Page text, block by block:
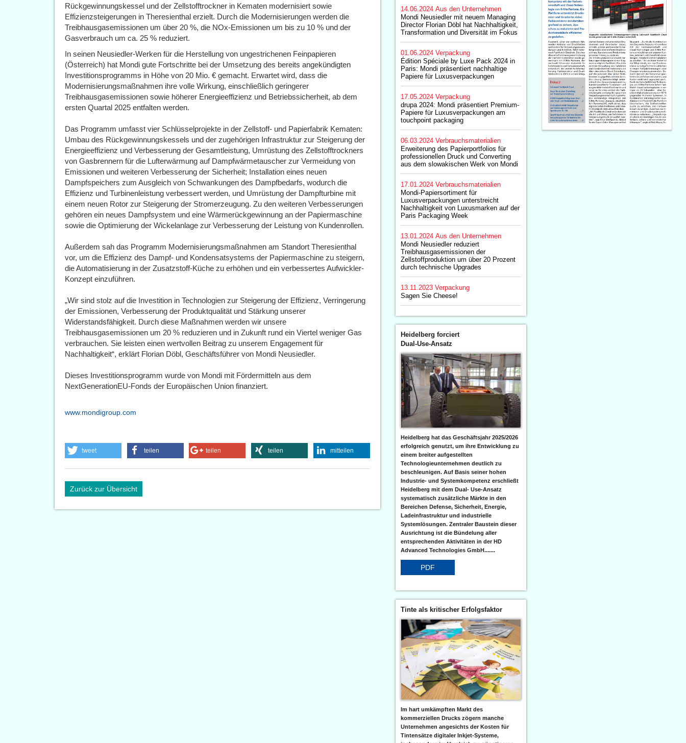
Rückgewinnungskessel und der Zellstofftrockner in Kematen modernisiert sowie
Effizienzsteigerungen in Theresienthal erzielt. Durch die Modernisierungen werden die
Treibhausgasemissionen um über 20 %, die NOx-Emissionen um bis zu 10 % und der
Gasverbrauch um ca. 25 % reduziert.
In seinen Neusiedler-Werken für die Herstellung von ungestrichenen Feinpapieren
(Österreich) hat Mondi gute Fortschritte bei der Umsetzung des bereits angekündigten
Investitionsprogramms in Höhe von 20 Mio. € gemacht. Erwartet wird, dass die
Modernisierungsmaßnahmen ihre volle Wirkung, einschließlich geringerer
Treibhausgasemissionen sowie höherer Energieeffizienz und Betriebssicherheit, ab dem
ersten Quartal 2025 entfalten werden.
Das Programm umfasst vier Schlüsselprojekte in der Zellstoff- und Papierfabrik Kematen:
Umbau des Rückgewinnungskessels und der zugehörigen Infrastruktur zur Steigerung der
Energieeffizienz und Verbesserung der Gesamtleistung, Umrüstung des Zellstofftrockners
von Gasbrennern für die Lufterwärmung auf Dampfwärmetauscher zur Vermeidung von
Emissionen und weiteren Verbesserung der Sicherheit; Installation eines neuen
Dampfspeichers zum Ausgleich von Schwankungen des Dampfbedarfs, wodurch die
Effizienz und Turbinenleistung verbessert werden, und Umrüstung der Dampfturbine mit
einem neuen Rotor zur Steigerung der Stromerzeugung. Zu den weiteren Verbesserungen
gehören ein neues Dampfsystem und eine Wärmerückgewinnung an der Papiermaschine
sowie die Optimierung der Wickelanlage zur Verbesserung der Leistung von Kundenrollen.
Außerdem sah das Programm Modernisierungsmaßnahmen am Standort Theresienthal
vor, um die Effizienz des Dampf- und Kondensatsystems der Papiermaschine zu steigern,
die Automatisierung in der Zusatzstoff-Küche zu erhöhen und ein verbessertes Aufwickler-
Konzept einzuführen.
„Wir sind stolz auf die Investition in Technologien zur Steigerung der Effizienz, Verringerung
der Emissionen, Verbesserung der Produktqualität und Stärkung unserer
Widerstandsfähigkeit. Durch diese Maßnahmen werden wir unsere
Treibhausgasemissionen um 20 % reduzieren und in Zukunft rund ein Viertel weniger Gas
verbrauchen. Sie leisten einen wertvollen Beitrag zu unserem Engagement für
Nachhaltigkeit“, erklärt Florian Döbl, Geschäftsführer von Mondi Neusiedler.
Dieses Investitionsprogramm wurde von Mondi mit Fördermitteln aus dem
NextGenerationEU-Fonds der Europäischen Union finanziert.
www.mondigroup.com
tweet teilen teilen teilen mitteilen
Zurück zur Übersicht
14.06.2024 Aus den Unternehmen
Mondi Neusiedler mit neuem Managing
Director Florian Döbl hat Nachhaltigkeit,
Transformation und Diversität im Fokus
01.06.2024 Verpackung
Édition Spéciale by Luxe Pack 2024 in
Paris: Mondi präsentiert nachhaltige
Papiere für Luxusverpackungen
17.05.2024 Verpackung
drupa 2024: Mondi präsentiert Premium-
Papiere für Luxusverpackungen am
touchpoint packaging
06.03.2024 Verbrauchsmaterialien
Erweiterung des Papierportfolios für
professionellen Druck und Converting
aus dem slowakischen Werk von Mondi
17.01.2024 Verbrauchsmaterialien
Mondi-Papiersortiment für
Luxusverpackungen unterstreicht
Nachhaltigkeit von Luxusmarken auf der
Paris Packaging Week
13.01.2024 Aus den Unternehmen
Mondi Neusiedler reduziert
Treibhausgasemissionen der
Zellstoffproduktion um über 20 Prozent
durch technische Upgrades
13.11.2023 Verpackung
Sagen Sie Cheese!
Heidelberg forciert
Dual-Use-Ansatz
Heidelberg hat das Geschäftsjahr 2025/2026
erfolgreich genutzt, um ihre Entwicklung zu
einem breiter aufgestellten
Technologieunternehmen deutlich zu
beschleunigen. Auf Basis seiner hohen
Industrie- und Systemkompetenz erschließt
Heidelberg mit dem Dual- Use-Ansatz
systematisch zusätzliche Märkte in den
Bereichen Defense, Sicherheit, Energie,
Ladeinfrastruktur und industrielle
Systemlösungen. Zentraler Baustein dieser
Ausrichtung ist die Bündelung aller
entsprechenden Aktivitäten in der HD
Advanced Technologies GmbH.......
PDF
Tinte als kritischer Erfolgsfaktor
Im hart umkämpften Markt des
kommerziellen Drucks zögern manche
Unternehmen angesichts der Kosten für
Tintensätze digitaler Inkjet-Systeme,